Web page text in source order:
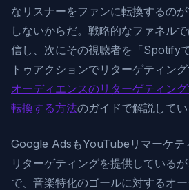
なリスナーをファンに転換するの
しないからだ。戦略的なファネル
信し、次にその視聴者を「Spotify
トゥアクションでリターゲティン
オーディエンスのリターゲティン
転換する方法のガイドで解説してい
Google AdsもYouTubeリマーケテ
リターゲティングを提供している
で、音楽特化のゴールに対するオ